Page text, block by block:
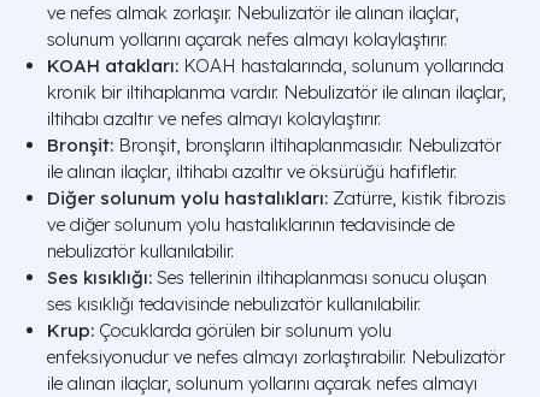
ve nefes almak zorlaşır. Nebulizatör ile alınan ilaçlar,
solunum yollarını açarak nefes almayı kolaylaştırır.
KOAH atakları: KOAH hastalarında, solunum yollarında
kronik bir iltihaplanma vardır. Nebulizatör ile alınan ilaçlar,
iltihabı azaltır ve nefes almayı kolaylaştırır.
Bronşit: Bronşit, bronşların iltihaplanmasıdır. Nebulizatör
ile alınan ilaçlar, iltihabı azaltır ve öksürüğü hafifletir.
Diğer solunum yolu hastalıkları: Zatürre, kistik fibrozis
ve diğer solunum yolu hastalıklarının tedavisinde de
nebulizatör kullanılabilir.
Ses kısıklığı: Ses tellerinin iltihaplanması sonucu oluşan
ses kısıklığı tedavisinde nebulizatör kullanılabilir.
Krup: Çocuklarda görülen bir solunum yolu
enfeksiyonudur ve nefes almayı zorlaştırabilir. Nebulizatör
ile alınan ilaçlar, solunum yollarını açarak nefes almayı